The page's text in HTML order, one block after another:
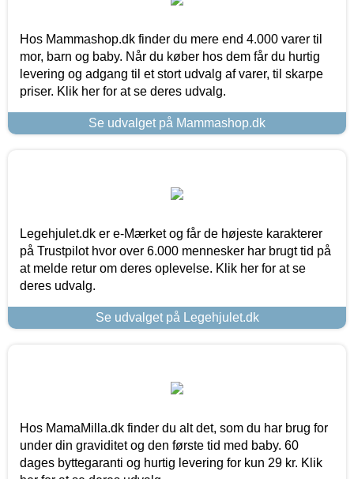
Hos Mammashop.dk finder du mere end 4.000 varer til
mor, barn og baby. Når du køber hos dem får du hurtig
levering og adgang til et stort udvalg af varer, til skarpe
priser. Klik her for at se deres udvalg.
Se udvalget på Mammashop.dk
Legehjulet.dk er e-Mærket og får de højeste karakterer
på Trustpilot hvor over 6.000 mennesker har brugt tid på
at melde retur om deres oplevelse. Klik her for at se
deres udvalg.
Se udvalget på Legehjulet.dk
Hos MamaMilla.dk finder du alt det, som du har brug for
under din graviditet og den første tid med baby. 60
dages byttegaranti og hurtig levering for kun 29 kr. Klik